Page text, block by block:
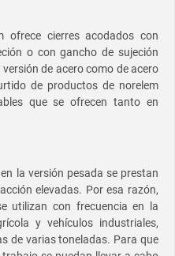
ofrece cierres acodados con
o con gancho de sujeción
de acero como de acero
de productos de norelem
que se ofrecen tanto en
la versión pesada se prestan
elevadas. Por esa razón,
utilizan con frecuencia en la
y vehículos industriales,
de varias toneladas. Para que